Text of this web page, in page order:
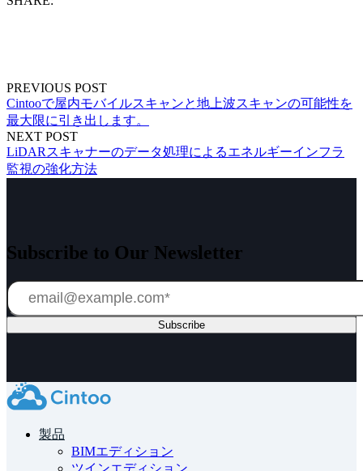
PREVIOUS POST
Cintooで屋内モバイルスキャンと地上波スキャンの可能性を
最大限に引き出します。
NEXT POST
LiDARスキャナーのデータ処理によるエネルギーインフラ
監視の強化方法
Subscribe to Our Newsletter
製品
BIMエディション